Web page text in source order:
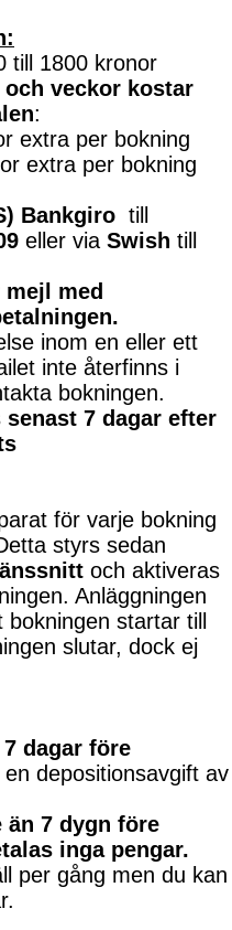
till 1800 kronor
veckor kostar
:
extra per bokning
extra per bokning
Bankgiro till
eller via Swish till
med
inom en eller ett
inte återfinns i
bokningen.
senast 7 dagar efter
för varje bokning
styrs sedan
och aktiveras
Anläggningen
startar till
slutar, dock ej
dagar före
depositionsavgift av
7 dygn före
inga pengar.
per gång men du kan